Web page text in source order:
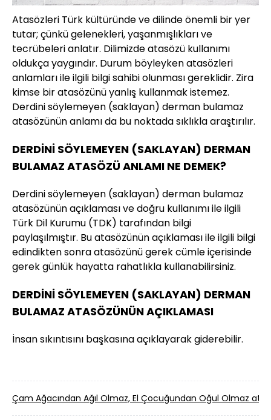
Atasözleri Türk kültüründe ve dilinde önemli bir yer
tutar; çünkü gelenekleri, yaşanmışlıkları ve
tecrübeleri anlatır. Dilimizde atasözü kullanımı
oldukça yaygındır. Durum böyleyken atasözleri
anlamları ile ilgili bilgi sahibi olunması gereklidir. Zira
kimse bir atasözünü yanlış kullanmak istemez.
Derdini söylemeyen (saklayan) derman bulamaz
atasözünün anlamı da bu noktada sıklıkla araştırılır.
DERDİNİ SÖYLEMEYEN (SAKLAYAN) DERMAN
BULAMAZ ATASÖZÜ ANLAMI NE DEMEK?
Derdini söylemeyen (saklayan) derman bulamaz
atasözünün açıklaması ve doğru kullanımı ile ilgili
Türk Dil Kurumu (TDK) tarafından bilgi
paylaşılmıştır. Bu atasözünün açıklaması ile ilgili bilgi
edindikten sonra atasözünü gerek cümle içerisinde
gerek günlük hayatta rahatlıkla kullanabilirsiniz.
DERDİNİ SÖYLEMEYEN (SAKLAYAN) DERMAN
BULAMAZ ATASÖZÜNÜN AÇIKLAMASI
İnsan sıkıntısını başkasına açıklayarak giderebilir.
Çam Ağacından Ağıl Olmaz, El Çocuğundan Oğul Olmaz